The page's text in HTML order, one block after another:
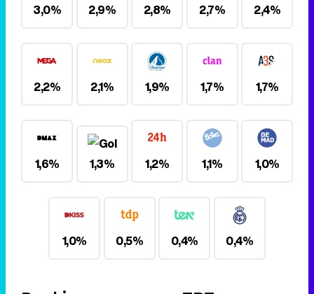
3,0% 2,9% 2,8% 2,7% 2,4%
2,2% 2,1% 1,9% 1,7% 1,7%
1,6% 1,3% 1,2% 1,1% 1,0%
1,0% 0,5% 0,4% 0,4%